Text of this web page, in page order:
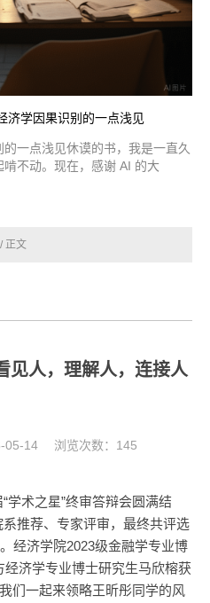
济学因果识别的一点浅见
一点浅见休谟的书，我是一直久
不动。现在，感谢 AI 的大
/ 正文
见人，理解人，连接人
14 浏览次数： 145
学术之星”终审答辩会圆满结
推荐、专家评审，最终共评选
经济学院2023级金融学专业博
济学专业博士研究生马欣榕获
们一起来领略王昕彤同学的风